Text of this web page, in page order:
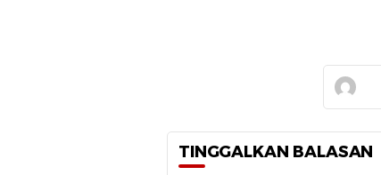
TINGGALKAN BALASAN